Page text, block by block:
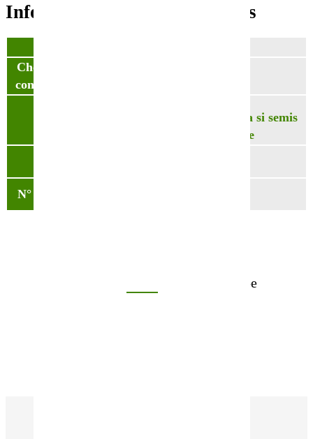
Informations complémentaires
Choisissez votre
conditionnement
140-150 kg/ha – 180kg/ha si semis
tardif en zone flammande
N° Partner&Co
Contactez notre équipe